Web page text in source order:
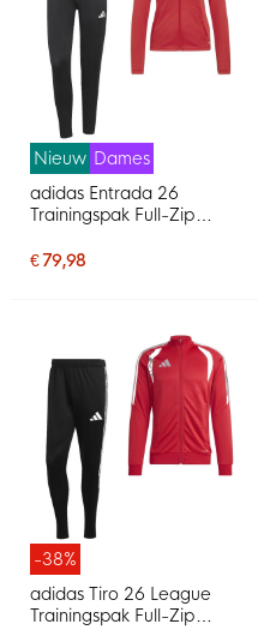
Nieuw Dames
adidas Entrada 26
Trainingspak Full-Zip
€ 79,98
-38%
adidas Tiro 26 League
Trainingspak Full-Zip